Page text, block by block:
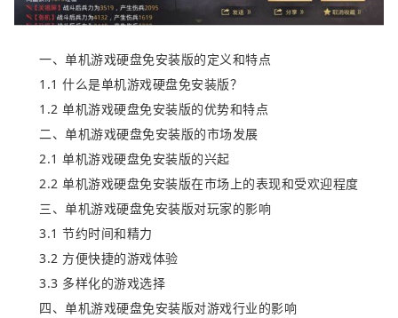
一、单机游戏硬盘免安装版的定义和特点
1.1 什么是单机游戏硬盘免安装版？
1.2 单机游戏硬盘免安装版的优势和特点
二、单机游戏硬盘免安装版的市场发展
2.1 单机游戏硬盘免安装版的兴起
2.2 单机游戏硬盘免安装版在市场上的表现和受欢迎程度
三、单机游戏硬盘免安装版对玩家的影响
3.1 节约时间和精力
3.2 方便快捷的游戏体验
3.3 多样化的游戏选择
四、单机游戏硬盘免安装版对游戏行业的影响